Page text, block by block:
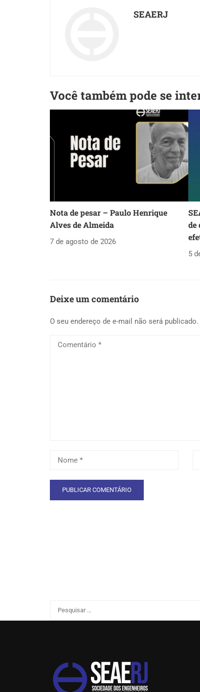
SEAERJ
Você também pode se
Nota de pesar – Paulo Henrique
Alves de Almeida
7 de agosto de 2026
de
5
Deixe um comentário
O seu endereço de e-mail não será publicado.